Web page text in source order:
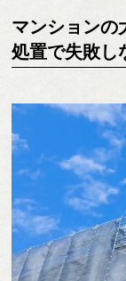
マンションの
処置で失敗し